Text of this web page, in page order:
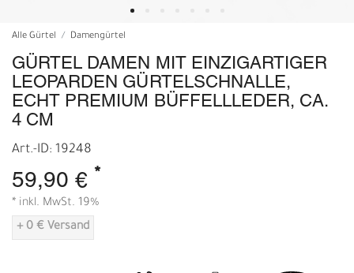
Alle Gürtel Damengürtel
GÜRTEL DAMEN MIT EINZIGARTIGER
LEOPARDEN GÜRTELSCHNALLE,
ECHT PREMIUM BÜFFELLLEDER, CA.
4 CM
Art.-ID: 19248
59,90 € *
* inkl. MwSt. 19%
+ 0 € Versand